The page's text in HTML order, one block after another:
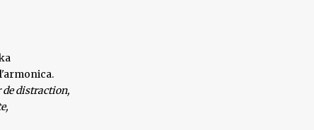
de distraction,